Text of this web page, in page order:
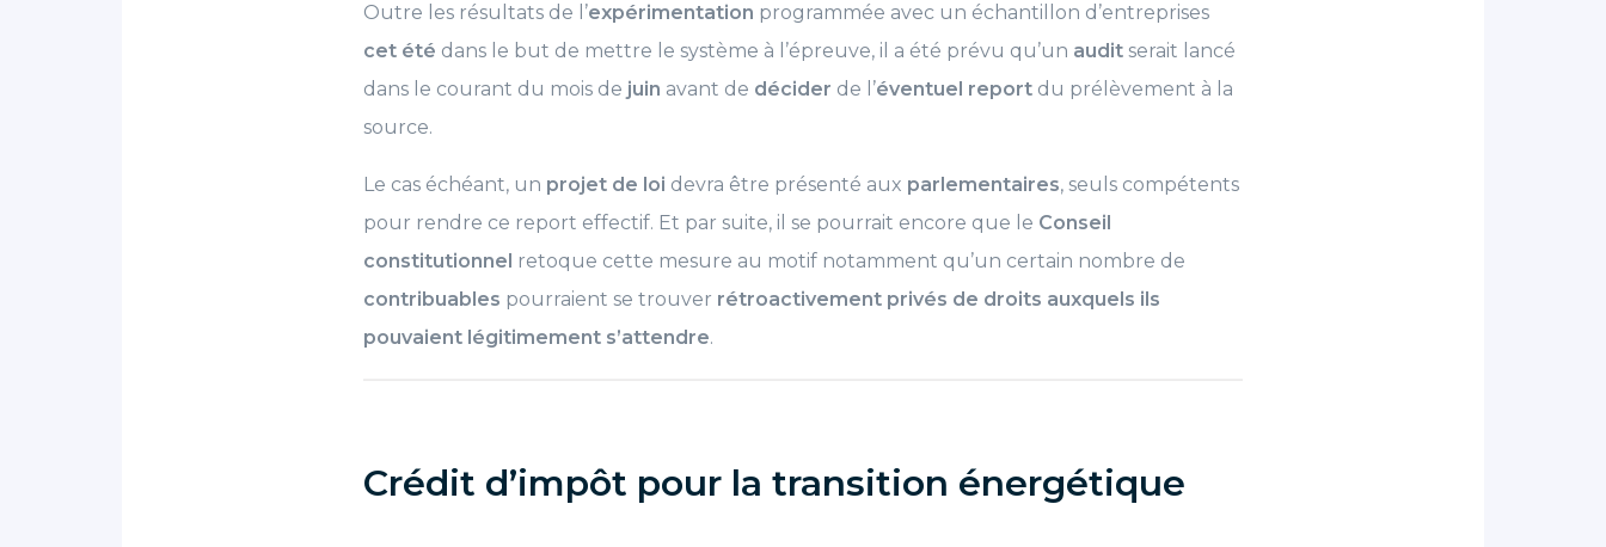
Outre les résultats de l’expérimentation programmée avec un échantillon d’entreprises
cet été dans le but de mettre le système à l’épreuve, il a été prévu qu’un audit serait lancé
dans le courant du mois de juin avant de décider de l’éventuel report du prélèvement à la
source.
Le cas échéant, un projet de loi devra être présenté aux parlementaires, seuls compétents
pour rendre ce report effectif. Et par suite, il se pourrait encore que le Conseil
constitutionnel retoque cette mesure au motif notamment qu’un certain nombre de
contribuables pourraient se trouver rétroactivement privés de droits auxquels ils
pouvaient légitimement s’attendre.
Crédit d’impôt pour la transition énergétique